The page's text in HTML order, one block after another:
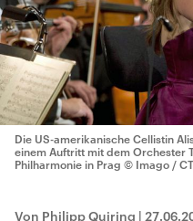
Die US-amerikanische Cellistin
einem Auftritt mit dem Orchester
Philharmonie in Prag © Imago /
Von Philipp Quiring |